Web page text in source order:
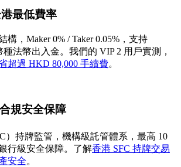
最低費率
構，Maker 0% / Taker 0.05%，支持
法幣出入金。我們的 VIP 2 用戶實測，
超過 HKD 80,000 手續費。
規安全保障
）持牌監管，機構級託管體系，最高 10
行級安全保障。了解香港 SFC 持牌交易
安全。